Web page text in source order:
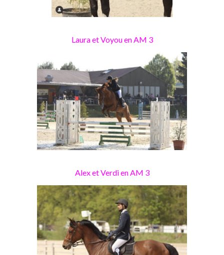
Laura et Voyou en AM 3
Alex et Verdi en AM 3